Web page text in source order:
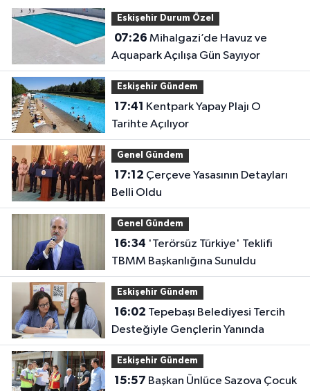
Eskişehir Durum Özel
07:26
Aquapark Açılışa Gün Sayıyor
Eskişehir Gündem
17:41
Tarihte Açılıyor
Genel Gündem
17:12
Belli Oldu
Genel Gündem
16:34
TBMM Başkanlığına Sunuldu
Eskişehir Gündem
16:02
Desteğiyle Gençlerin Yanında
Eskişehir Gündem
15:57